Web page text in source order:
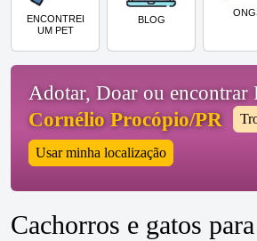
ENCONTREI
UM PET
BLOG
Adotar, Doar ou encontrar
Cornélio Procópio/PR
Usar minha localização
Cachorros e gatos